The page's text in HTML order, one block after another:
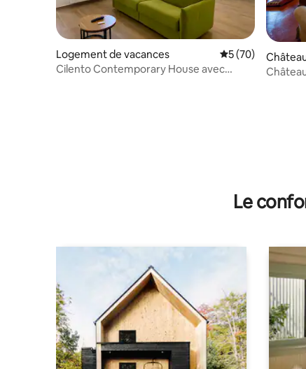
Logement de vacances Évaluation
5 (70)
Cilento Contemporary House avec
Le